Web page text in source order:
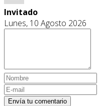
Invitado
Lunes, 10 Agosto 2026
Envía tu comentario